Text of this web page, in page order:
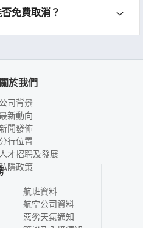
免費取消？
關於我們
公司背景
新動向
聞發佈
分行位置
人才招聘及發展
隱政策
航班資料
航空公司資料
惡劣天氣通知